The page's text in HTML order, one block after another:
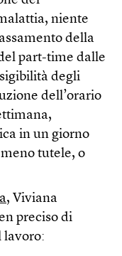
niente
della
part-time dalle
degli
dell’orario
in un giorno
tutele, o
, Viviana
preciso di
lavoro: